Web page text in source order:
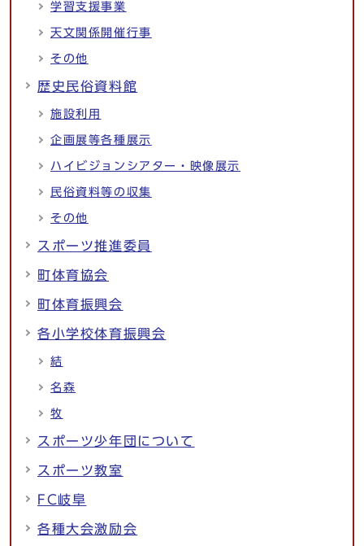
学習支援事業
天文関係開催行事
その他
歴史民俗資料館
施設利用
企画展等各種展示
ハイビジョンシアター・映像展示
民俗資料等の収集
その他
スポーツ推進委員
町体育協会
町体育振興会
各小学校体育振興会
結
名森
牧
スポーツ少年団について
スポーツ教室
FC岐阜
各種大会激励会